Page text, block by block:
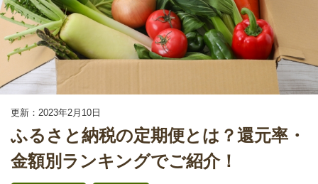
更新：2023年2月10日
ふるさと納税の定期便とは？還元率・
金額別ランキングでご紹介！